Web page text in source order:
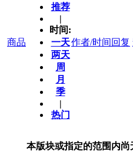
商品
推荐
|
时间:
一天
两天
周
月
季
|
热门
作者/时间 回复
本版块或指定的范围内尚